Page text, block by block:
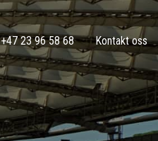
+47 23 96 58 68 Kontakt oss